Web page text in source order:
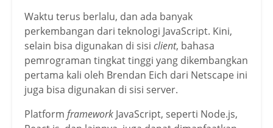
Waktu terus berlalu, dan ada banyak
perkembangan dari teknologi JavaScript. Kini,
selain bisa digunakan di sisi client, bahasa
pemrograman tingkat tinggi yang dikembangkan
pertama kali oleh Brendan Eich dari Netscape ini
juga bisa digunakan di sisi server.
Platform framework JavaScript, seperti Node.js,